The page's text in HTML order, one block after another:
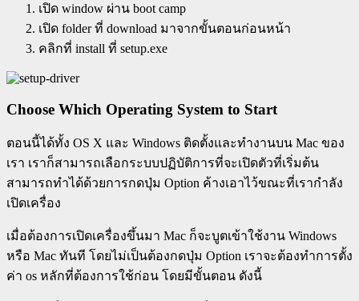
เปิด window ผ่าน boot camp
เปิด folder ที่ download มาจากขั้นตอนก่อนหน้า
คลิกที่ install ที่ setup.exe
Choose Which Operating System to Start
ตอนนี้ได้ทั้ง OS X และ Windows ติดตั้งและทำงานบน Mac ของ
เรา เราก็สามารถเลือกระบบปฏิบัติการที่จะเปิดตัวที่เริ่มต้น
สามารถทำได้ด้วยการกดปุ่ม Option ค้างเอาไว้ขณะที่เรากำลัง
เปิดเครื่อง
เมื่อต้องการเปิดเครื่องขึ้นมา Mac ก็จะบูตเข้าใช้งาน Windows
หรือ Mac ทันที โดยไม่เป็นต้องกดปุ่ม Option เราจะต้องทำการตั้ง
ค่า os หลักที่ต้องการใช้ก่อน โดยมีขั้นตอน ดังนี้